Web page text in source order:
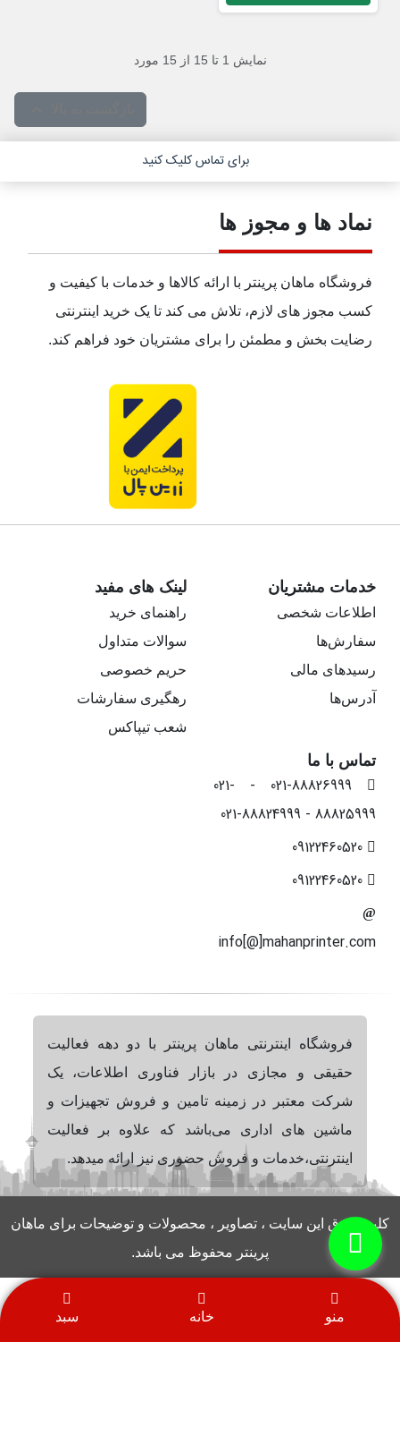
نمایش 1 تا 15 از 15 مورد
برای تماس کلیک کنید
نماد ها و مجوز ها
فروشگاه ماهان پرینتر با ارائه کالاها و خدمات با کیفیت و
کسب مجوز های لازم، تلاش می کند تا یک خرید اینترنتی
رضایت بخش و مطمئن را برای مشتریان خود فراهم کند.
خدمات مشتریان
اطلاعات شخصی
سفارش‌ها
رسیدهای مالی
آدرس‌ها
لینک های مفید
راهنمای خرید
سوالات متداول
حریم خصوصی
رهگیری سفارشات
شعب تیپاکس
تماس با ما
021-88826999 - 021-
88825999 - 021-88824999
info[@]mahanprinter.com
فروشگاه اینترنتی ماهان پرینتر با دو دهه فعالیت
حقیقی و مجازی در بازار فناوری اطلاعات، یک
شرکت معتبر در زمینه تامین و فروش تجهیزات و
ماشین های اداری می‌باشد که علاوه بر فعالیت
اینترنتی،خدمات و فروش حضوری نیز ارائه میدهد.
کلیه حقوق این سایت ، تصاویر ، محصولات و توضیحات برای ماهان
پرینتر محفوظ می باشد.
منو خانه سبد